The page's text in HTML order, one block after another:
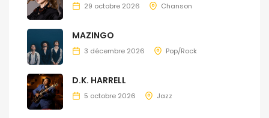
29 octobre 2026 Chanson
MAZINGO
3 décembre 2026 Pop/Rock
D.K. HARRELL
5 octobre 2026 Jazz